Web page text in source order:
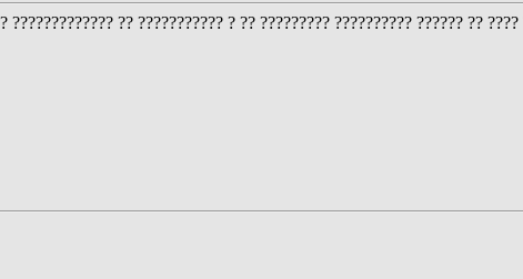
?? ??????????? ? ?? ????????? ?????????? ?????? ??